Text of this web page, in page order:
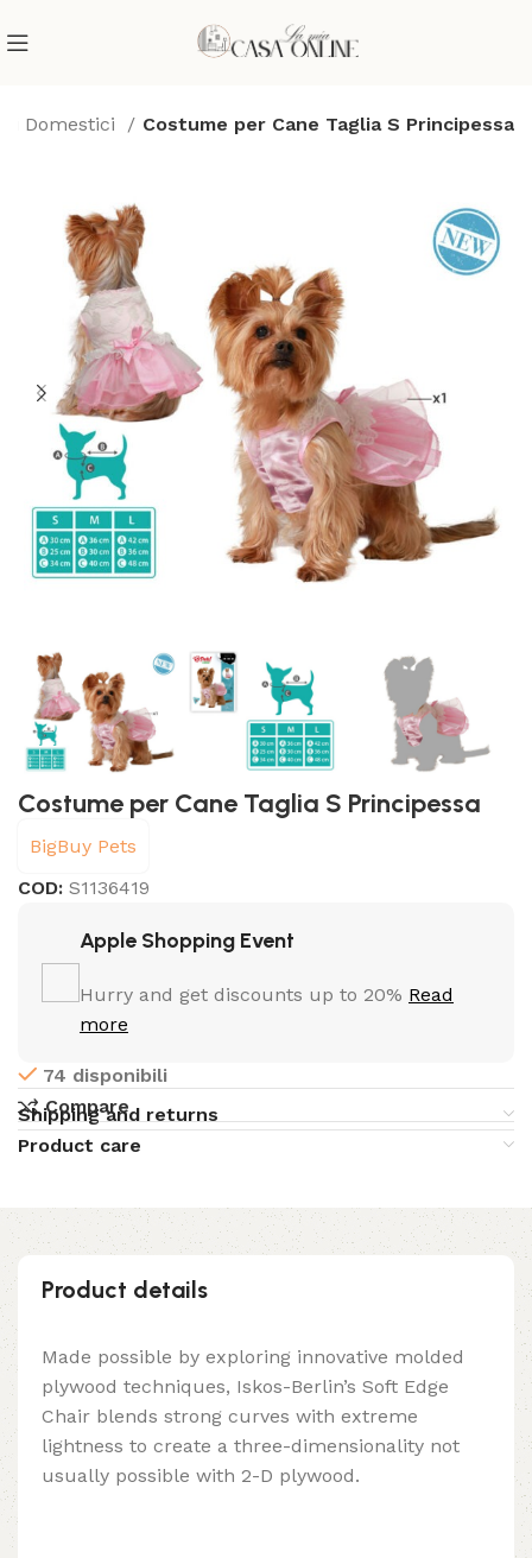
Domestici Costume per Cane Taglia S Principessa
Costume per Cane Taglia S Principessa
BigBuy Pets
COD:S1136419
Apple Shopping Event
Hurry and get discounts up to 20% Read
more
74 disponibili
Compare
Shipping and returns
Product care
Product details
Made possible by exploring innovative molded
plywood techniques, Iskos-Berlin’s Soft Edge
Chair blends strong curves with extreme
lightness to create a three-dimensionality not
usually possible with 2-D plywood.